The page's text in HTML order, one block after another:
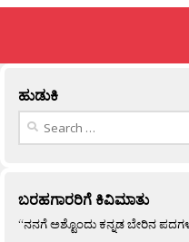
ಹುಡುಕಿ
Search
ಬರಹಗಾರರಿಗೆ ಕಿವಿಮಾತು
“ನನಗೆ ಅಶ್ಟೊಂದು ಕನ್ನಡ ಬೇರಿನ